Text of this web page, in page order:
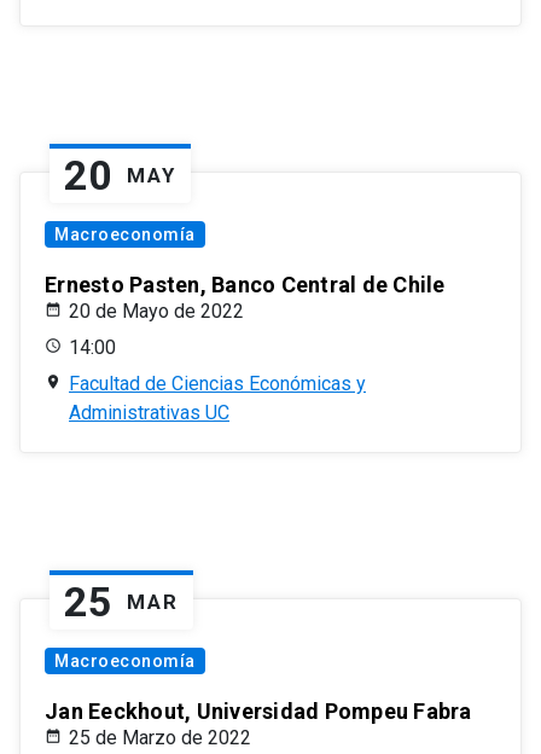
20 MAY
Macroeconomía
Ernesto Pasten, Banco Central de Chile
20 de Mayo de 2022
14:00
Facultad de Ciencias Económicas y
Administrativas UC
25 MAR
Macroeconomía
Jan Eeckhout, Universidad Pompeu Fabra
25 de Marzo de 2022